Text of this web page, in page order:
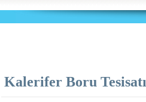
Kalerifer Boru Tesisatı